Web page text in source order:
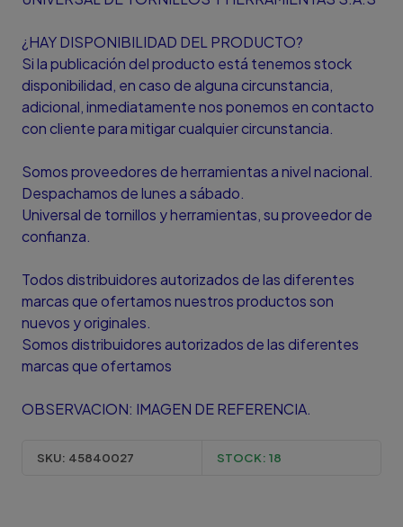
¿HAY DISPONIBILIDAD DEL PRODUCTO?
Si la publicación del producto está tenemos stock
disponibilidad, en caso de alguna circunstancia,
adicional, inmediatamente nos ponemos en contacto
con cliente para mitigar cualquier circunstancia.
Somos proveedores de herramientas a nivel nacional.
Despachamos de lunes a sábado.
Universal de tornillos y herramientas, su proveedor de
confianza.
Todos distribuidores autorizados de las diferentes
marcas que ofertamos nuestros productos son
nuevos y originales.
Somos distribuidores autorizados de las diferentes
marcas que ofertamos
OBSERVACION: IMAGEN DE REFERENCIA.
SKU: 45840027 STOCK: 18